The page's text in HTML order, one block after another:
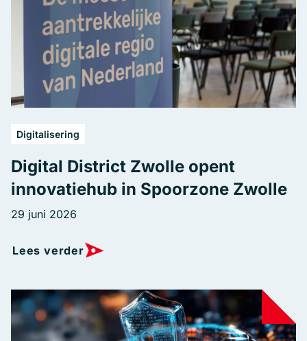
Digitalisering
Digital District Zwolle opent
innovatiehub in Spoorzone Zwolle
29 juni 2026
Lees verder